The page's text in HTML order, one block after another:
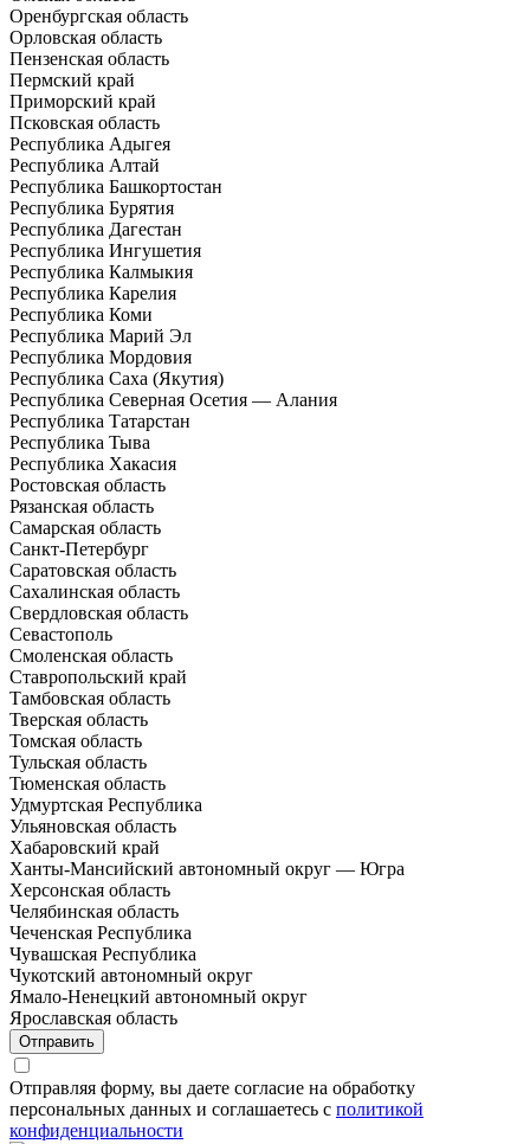
Оренбургская область
Орловская область
Пензенская область
Пермский край
Приморский край
Псковская область
Республика Адыгея
Республика Алтай
Республика Башкортостан
Республика Бурятия
Республика Дагестан
Республика Ингушетия
Республика Калмыкия
Республика Карелия
Республика Коми
Республика Марий Эл
Республика Мордовия
Республика Саха (Якутия)
Республика Северная Осетия — Алания
Республика Татарстан
Республика Тыва
Республика Хакасия
Ростовская область
Рязанская область
Самарская область
Санкт-Петербург
Саратовская область
Сахалинская область
Свердловская область
Севастополь
Смоленская область
Ставропольский край
Тамбовская область
Тверская область
Томская область
Тульская область
Тюменская область
Удмуртская Республика
Ульяновская область
Хабаровский край
Ханты-Мансийский автономный округ — Югра
Херсонская область
Челябинская область
Чеченская Республика
Чувашская Республика
Чукотский автономный округ
Ямало-Ненецкий автономный округ
Ярославская область
Отправить
Отправляя форму, вы даете согласие на обработку
персональных данных и соглашаетесь с политикой
конфиденциальности